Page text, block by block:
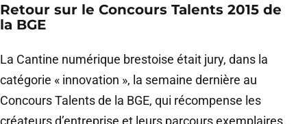
Retour sur le Concours Talents 2015 de
la BGE
La Cantine numérique brestoise était jury, dans la
catégorie « innovation », la semaine dernière au
Concours Talents de la BGE, qui récompense les
créateurs d’entreprise et leurs parcours exemplaires.